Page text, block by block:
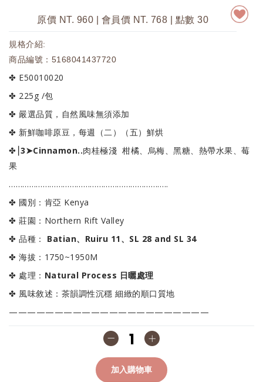
原價 NT. 960 | 會員價 NT. 768 | 點數 30
規格介紹:
商品編號：5168041437720
✤ E50010020
✤ 225g /包
✤ 嚴選品質，自然風味無須添加
✤ 新鮮咖啡原豆，每週（二）（五）鮮烘
✤⎮ 3➤Cinnamon..肉桂極淺 柑橘、烏梅、黑糖、熱帶水果、莓
果
……………………………………………………………..
✤ 國別：肯亞 Kenya
✤ 莊園：Northern Rift Valley
✤ 品種：
Batian、Ruiru 11、SL 28 and SL 34
✤ 海拔：1750~1950M
✤ 處理： Natural Process 日曬處理
✤ 風味敘述：茶韻調性沉穩 細緻的順口質地
——————————————————————
加入購物車